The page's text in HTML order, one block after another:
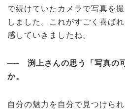
で続けていたカメラで写真を
しました。これがすごく喜ば
感していきましたね。
── 渕上さんの思う「写真の
か。
自分の魅力を自分で見つけら